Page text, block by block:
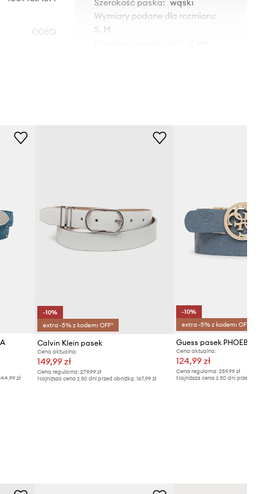
G08Q
Szerokość paska: wąski
Wymiary podane dla rozmiaru:
S, M
znajduje się oryginalne oznaczenie
zł
-10%
extra -5% z kodem: OFF*
Calvin Klein pasek
Cena aktualna:
149,99 zł
Cena regularna:279,99 zł
Najniższa cena z 30 dni przed obniżką:167,99 zł
-10%
extra -5% z kodem: OFF*
Guess pasek PHOEBE
Cena aktualna:
124,99 zł
Cena regularna: 259,99 zł
Najniższa cena z 30 dni przed obniżką: